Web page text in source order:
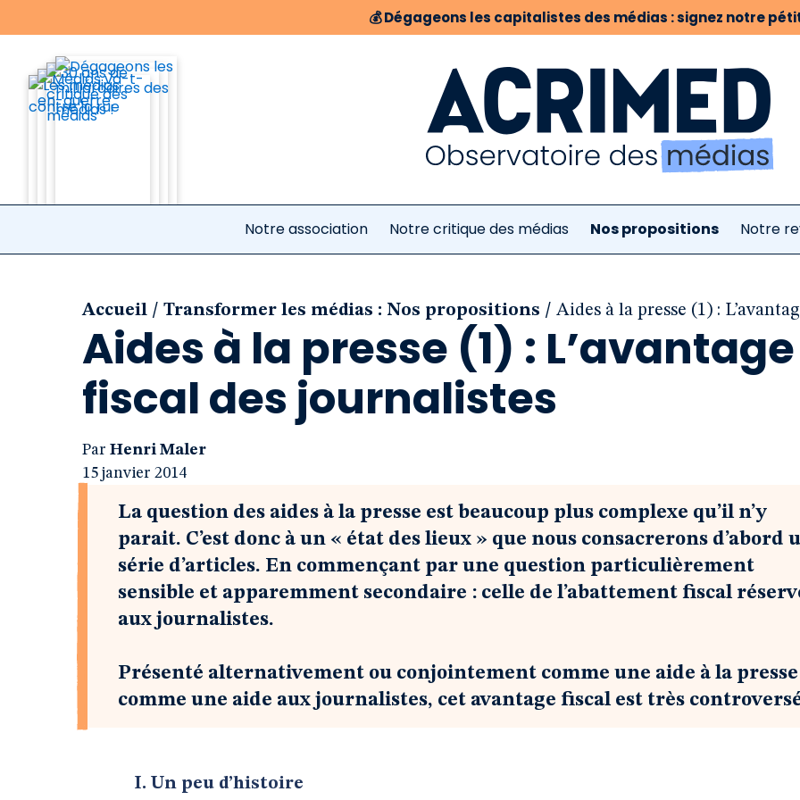
💰Dégageons les capitalistes des médias : signez notre
Notre association Notre critique des médias Nos propositions Notre
Accueil / Transformer les médias : Nos propositions / Aides à la presse (1) :
Aides à la presse (1) : L’avantage
fiscal des journalistes
Par Henri Maler
15 janvier 2014
La question des aides à la presse est beaucoup plus complexe qu’il n’y
parait. C’est donc à un « état des lieux » que nous consacrerons d’abord
série d’articles. En commençant par une question particulièrement
sensible et apparemment secondaire : celle de l’abattement fiscal
aux journalistes.
Présenté alternativement ou conjointement comme une aide à la
comme une aide aux journalistes, cet avantage fiscal est très
I. Un peu d’histoire